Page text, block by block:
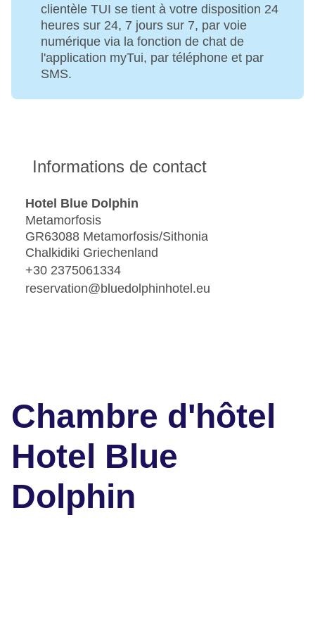
clientèle TUI se tient à votre disposition 24
heures sur 24, 7 jours sur 7, par voie
numérique via la fonction de chat de
l'application myTui, par téléphone et par
SMS.
Informations de contact
Hotel Blue Dolphin
Metamorfosis
GR63088 Metamorfosis/Sithonia
Chalkidiki Griechenland
+30 2375061334
reservation@bluedolphinhotel.eu
Chambre d'hôtel
Hotel Blue
Dolphin